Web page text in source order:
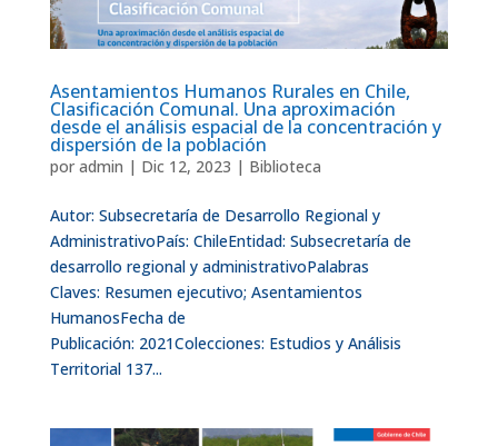
Asentamientos Humanos Rurales en Chile,
Clasificación Comunal. Una aproximación
desde el análisis espacial de la concentración y
dispersión de la población
por admin | Dic 12, 2023 | Biblioteca
Autor: Subsecretaría de Desarrollo Regional y
AdministrativoPaís: ChileEntidad: Subsecretaría de
desarrollo regional y administrativoPalabras
Claves: Resumen ejecutivo; Asentamientos
HumanosFecha de
Publicación: 2021Colecciones: Estudios y Análisis
Territorial 137...